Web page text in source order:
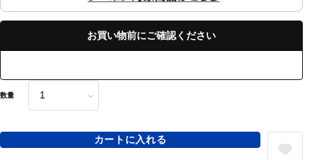
お買い物前にご確認ください
数量
カートに入れる